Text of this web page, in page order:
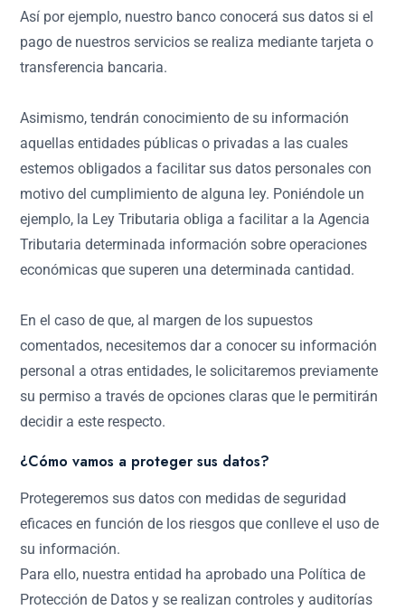
Así por ejemplo, nuestro banco conocerá sus datos si el
pago de nuestros servicios se realiza mediante tarjeta o
transferencia bancaria.
Asimismo, tendrán conocimiento de su información
aquellas entidades públicas o privadas a las cuales
estemos obligados a facilitar sus datos personales con
motivo del cumplimiento de alguna ley. Poniéndole un
ejemplo, la Ley Tributaria obliga a facilitar a la Agencia
Tributaria determinada información sobre operaciones
económicas que superen una determinada cantidad.
En el caso de que, al margen de los supuestos
comentados, necesitemos dar a conocer su información
personal a otras entidades, le solicitaremos previamente
su permiso a través de opciones claras que le permitirán
decidir a este respecto.
¿Cómo vamos a proteger sus datos?
Protegeremos sus datos con medidas de seguridad
eficaces en función de los riesgos que conlleve el uso de
su información.
Para ello, nuestra entidad ha aprobado una Política de
Protección de Datos y se realizan controles y auditorías